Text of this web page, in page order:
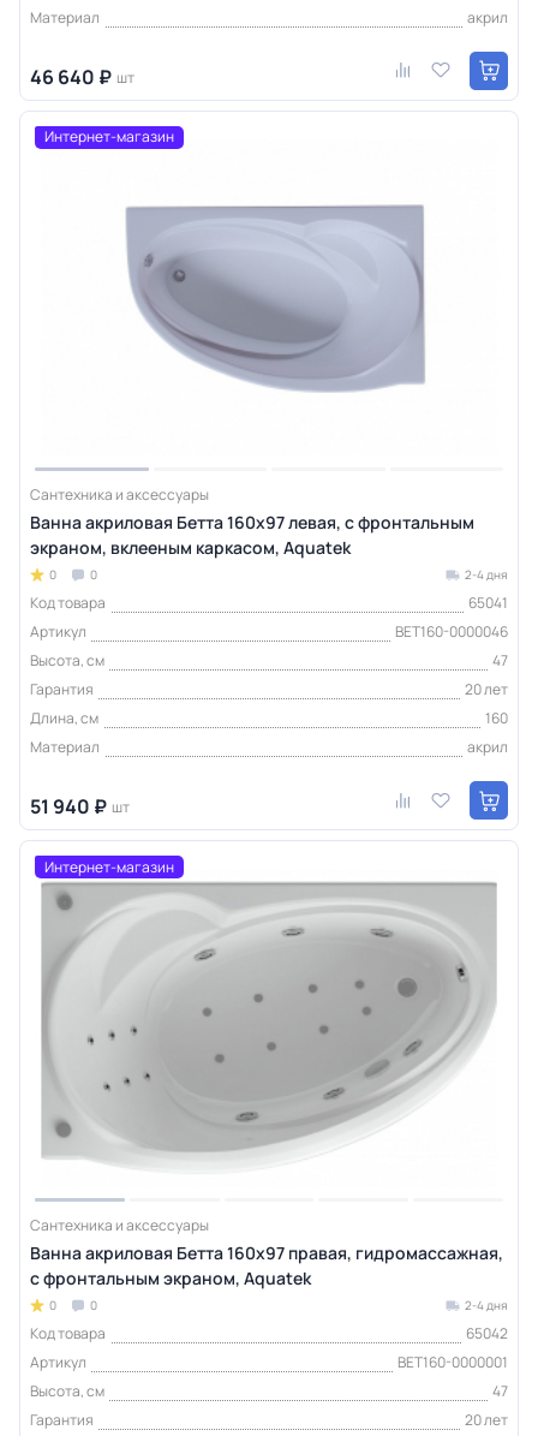
Материал
акрил
46 640 ₽ шт
Интернет-магазин
Сантехника и аксессуары
Ванна акриловая Бетта 160х97 левая, с фронтальным
экраном, вклееным каркасом, Aquatek
0 0 2-4 дня
Код товара
65041
Артикул
BET160-0000046
Высота, см
47
Гарантия
20 лет
Длина, см
160
Материал
акрил
51 940 ₽ шт
Интернет-магазин
Сантехника и аксессуары
Ванна акриловая Бетта 160х97 правая, гидромассажная,
с фронтальным экраном, Aquatek
0 0 2-4 дня
Код товара
65042
Артикул
BET160-0000001
Высота, см
47
Гарантия
20 лет